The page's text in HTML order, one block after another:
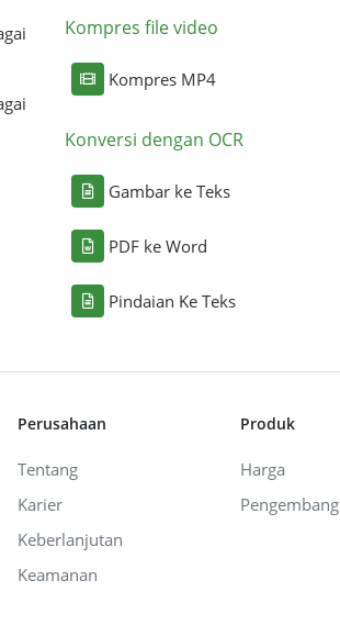
Kompres file video
Kompres MP4
Konversi dengan OCR
Gambar ke Teks
PDF ke Word
Pindaian Ke Teks
Perusahaan
Tentang
Karier
Keberlanjutan
Keamanan
Produk
Harga
Pengembang